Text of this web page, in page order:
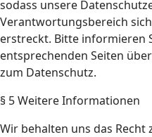
sodass unsere
Verantwortungsbereich
erstreckt. Bitte informieren
entsprechenden Seiten
zum Datenschutz.
§ 5 Weitere Informationen
Wir behalten uns das